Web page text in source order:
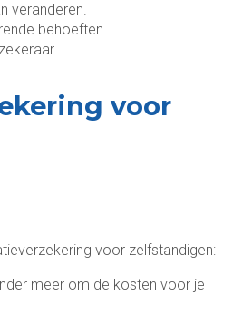
veranderen.
behoeften.
voor
voor zelfstandigen:
meer om de kosten voor je